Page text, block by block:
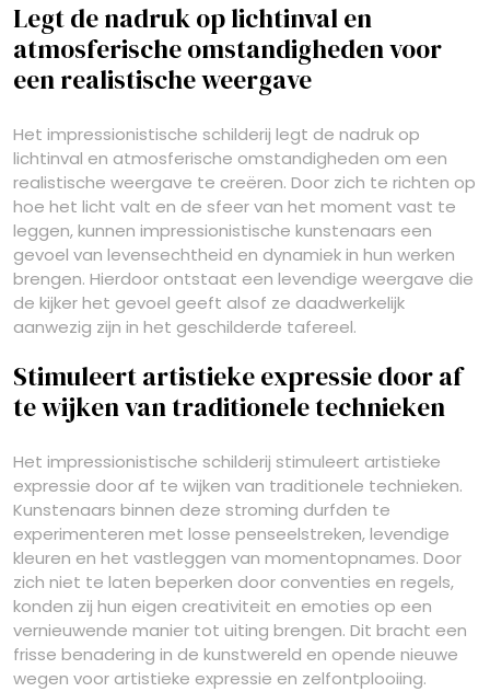
Legt de nadruk op lichtinval en
atmosferische omstandigheden voor
een realistische weergave
Het impressionistische schilderij legt de nadruk op
lichtinval en atmosferische omstandigheden om een
realistische weergave te creëren. Door zich te richten op
hoe het licht valt en de sfeer van het moment vast te
leggen, kunnen impressionistische kunstenaars een
gevoel van levensechtheid en dynamiek in hun werken
brengen. Hierdoor ontstaat een levendige weergave die
de kijker het gevoel geeft alsof ze daadwerkelijk
aanwezig zijn in het geschilderde tafereel.
Stimuleert artistieke expressie door af
te wijken van traditionele technieken
Het impressionistische schilderij stimuleert artistieke
expressie door af te wijken van traditionele technieken.
Kunstenaars binnen deze stroming durfden te
experimenteren met losse penseelstreken, levendige
kleuren en het vastleggen van momentopnames. Door
zich niet te laten beperken door conventies en regels,
konden zij hun eigen creativiteit en emoties op een
vernieuwende manier tot uiting brengen. Dit bracht een
frisse benadering in de kunstwereld en opende nieuwe
wegen voor artistieke expressie en zelfontplooiing.